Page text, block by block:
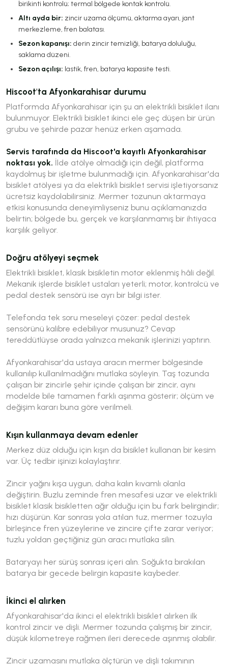
birikinti kontrolü; termal bölgede kontak kontrolü.
Altı ayda bir: zincir uzama ölçümü, aktarma ayarı, jant
merkezleme, fren balatası.
Sezon kapanışı: derin zincir temizliği, batarya doluluğu,
saklama düzeni.
Sezon açılışı: lastik, fren, batarya kapasite testi.
Hiscoot'ta Afyonkarahisar durumu
Platformda Afyonkarahisar için şu an elektrikli bisiklet ilanı
bulunmuyor. Elektrikli bisiklet ikinci ele geç düşen bir ürün
grubu ve şehirde pazar henüz erken aşamada.
Servis tarafında da Hiscoot'a kayıtlı Afyonkarahisar
noktası yok. İlde atölye olmadığı için değil, platforma
kaydolmuş bir işletme bulunmadığı için. Afyonkarahisar'da
bisiklet atölyesi ya da elektrikli bisiklet servisi işletiyorsanız
ücretsiz kaydolabilirsiniz. Mermer tozunun aktarmaya
etkisi konusunda deneyimliyseniz bunu açıklamanızda
belirtin; bölgede bu, gerçek ve karşılanmamış bir ihtiyaca
karşılık geliyor.
Doğru atölyeyi seçmek
Elektrikli bisiklet, klasik bisikletin motor eklenmiş hâli değil.
Mekanik işlerde bisiklet ustaları yeterli; motor, kontrolcü ve
pedal destek sensörü ise ayrı bir bilgi ister.
Telefonda tek soru meseleyi çözer: pedal destek
sensörünü kalibre edebiliyor musunuz? Cevap
tereddütlüyse orada yalnızca mekanik işlerinizi yaptırın.
Afyonkarahisar'da ustaya aracın mermer bölgesinde
kullanılıp kullanılmadığını mutlaka söyleyin. Taş tozunda
çalışan bir zincirle şehir içinde çalışan bir zincir, aynı
modelde bile tamamen farklı aşınma gösterir; ölçüm ve
değişim kararı buna göre verilmeli.
Kışın kullanmaya devam edenler
Merkez düz olduğu için kışın da bisiklet kullanan bir kesim
var. Üç tedbir işinizi kolaylaştırır.
Zincir yağını kışa uygun, daha kalın kıvamlı olanla
değiştirin. Buzlu zeminde fren mesafesi uzar ve elektrikli
bisiklet klasik bisikletten ağır olduğu için bu fark belirgindir;
hızı düşürün. Kar sonrası yola atılan tuz, mermer tozuyla
birleşince fren yüzeylerine ve zincire çifte zarar veriyor;
tuzlu yoldan geçtiğiniz gün aracı mutlaka silin.
Bataryayı her sürüş sonrası içeri alın. Soğukta bırakılan
batarya bir gecede belirgin kapasite kaybeder.
İkinci el alırken
Afyonkarahisar'da ikinci el elektrikli bisiklet alırken ilk
kontrol zincir ve dişli. Mermer tozunda çalışmış bir zincir,
düşük kilometreye rağmen ileri derecede aşınmış olabilir.
Zincir uzamasını mutlaka ölçtürün ve dişli takımının